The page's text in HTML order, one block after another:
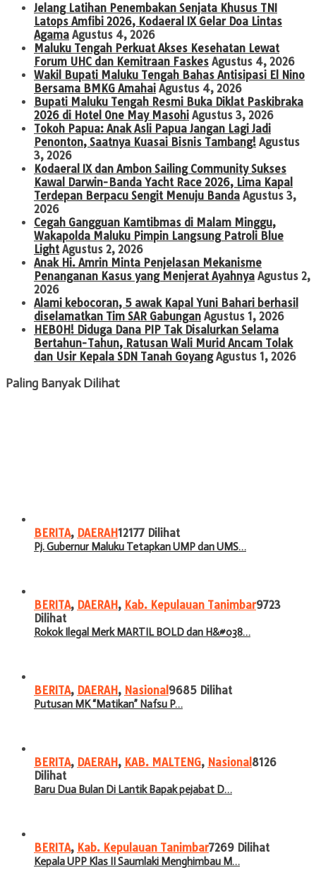
Jelang Latihan Penembakan Senjata Khusus TNI
Latops Amfibi 2026, Kodaeral IX Gelar Doa Lintas
Agama Agustus 4, 2026
Maluku Tengah Perkuat Akses Kesehatan Lewat
Forum UHC dan Kemitraan Faskes Agustus 4, 2026
Wakil Bupati Maluku Tengah Bahas Antisipasi El Nino
Bersama BMKG Amahai Agustus 4, 2026
Bupati Maluku Tengah Resmi Buka Diklat Paskibraka
2026 di Hotel One May Masohi Agustus 3, 2026
Tokoh Papua: Anak Asli Papua Jangan Lagi Jadi
Penonton, Saatnya Kuasai Bisnis Tambang! Agustus
3, 2026
Kodaeral IX dan Ambon Sailing Community Sukses
Kawal Darwin-Banda Yacht Race 2026, Lima Kapal
Terdepan Berpacu Sengit Menuju Banda Agustus 3,
2026
Cegah Gangguan Kamtibmas di Malam Minggu,
Wakapolda Maluku Pimpin Langsung Patroli Blue
Light Agustus 2, 2026
Anak Hi. Amrin Minta Penjelasan Mekanisme
Penanganan Kasus yang Menjerat Ayahnya Agustus 2,
2026
Alami kebocoran, 5 awak Kapal Yuni Bahari berhasil
diselamatkan Tim SAR Gabungan Agustus 1, 2026
HEBOH! Diduga Dana PIP Tak Disalurkan Selama
Bertahun-Tahun, Ratusan Wali Murid Ancam Tolak
dan Usir Kepala SDN Tanah Goyang Agustus 1, 2026
Paling Banyak Dilihat
BERITA, DAERAH12177 Dilihat
Pj. Gubernur Maluku Tetapkan UMP dan UMS…
BERITA, DAERAH, Kab. Kepulauan Tanimbar9723
Dilihat
Rokok Ilegal Merk MARTIL BOLD dan H&#038…
BERITA, DAERAH, Nasional 9685 Dilihat
Putusan MK “Matikan” Nafsu P…
BERITA, DAERAH, KAB. MALTENG, Nasional 8126
Dilihat
Baru Dua Bulan Di Lantik Bapak pejabat D…
BERITA, Kab. Kepulauan Tanimbar7269 Dilihat
Kepala UPP Klas II Saumlaki Menghimbau M…